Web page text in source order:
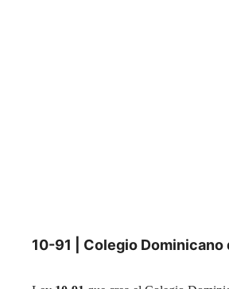
10-91 | Colegio Dominicano